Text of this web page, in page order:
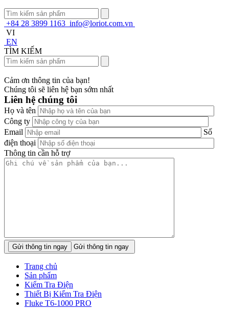
+84 28 3899 1163 info@loriot.com.vn
VI
EN
TÌM KIẾM
Cảm ơn thông tin của bạn!
Chúng tôi sẽ liên hệ bạn sớm nhất
Liên hệ chúng tôi
Họ và tên
Công ty
Email
Số
điện thoại
Thông tin cần hỗ trợ
Gửi thông tin ngay
Trang chủ
Sản phẩm
Kiểm Tra Điện
Thiết Bị Kiểm Tra Điện
Fluke T6-1000 PRO